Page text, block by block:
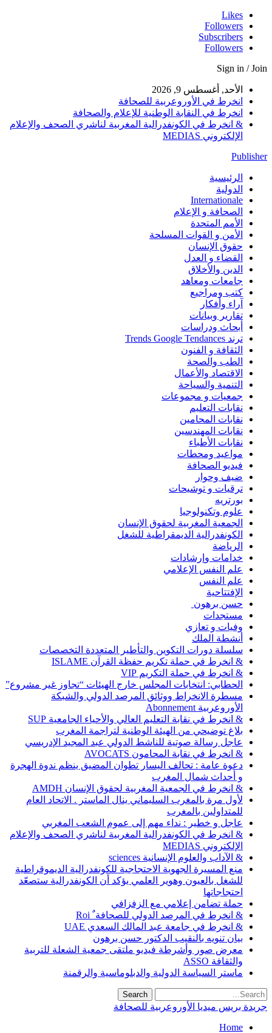
Likes
Followers
Subscribers
Followers
Sign in / Join
الأحد, أغسطس 9, 2026
انخرط في الأوروعربية للصحافة
انخرط في النقابة الوطنية للإعلام والصحافة
& انخرط في الكونفدرالية المغربية لناشري الصحف والإعلام
الإلكتروني MEDIAS
Publisher
الرئيسية
الدولية
Internationale
الصحافة و الإعلام
الأمم المتحدة
الأمن و القوات المسلحة
حقوق الإنسان
القضاء و العدل
الدين والأخلاق
جامعات ومعاهد
كتب ومراجيع
آراء وأفكار
تقارير وبيانات
أبحاث ودراسات
ترند Trends Google Tendances
الثقافة و الفنون
الطب والصحة
الاقتصاد والأعمال
التنمية والسياحة
جمعيات و مجموعات
نقابات التعليم
نقابات المحامين
نقابات المهندسين
نقابات الأطباء
مواعيد ومحطات
فيديو الصحافة
ضيف وحوار
ترقيات و توشيحات
بورتريه
علوم وتكنولوجيا
الجمعية المغربية لحقوق الإنسان
الكونفدرالية الديمقراطية للشغل
الرياضة
خدامات وإرشادات
علم النفس الإعلامي
علم النفس
الإفتتاحية
حسن برهون
مستجدات
وفيات و تعازي
أنشطة الملك
سلسلة دورات التكوين والتأطير المتعددة التخصصات
& انخرط في حملة تكريم حفظة القرآن ISLAME
& انخرط في حملة التكريم VIP
الحطابي: انتخابات المجلس خارج الهيئات “تجاوز غير مشروع”
مسطرة الانخراط ووثائق المرصد الدولي والشبكة
الأوروعربية Abonnement
& انخرط في نقابة التعليم العالي والأحياء الجامعية SUP
بلاغ توضيحي من الهيئة الوطنية لتراجمة المغرب
عاجل رسالة صوتية للناشط الدولي عبد المجيد الإدريسي
& انخرط في نقابة المحامون AVOCATS
دعوة عامة : تحالف اليسار تطوان المضيق ينظم ندوة الهجرة
و أحداث شمال المغرب
& انخرط في الجمعية المغربية لحقوق الإنسان AMDH
لأول مرة بالمغرب السليماني ينال الماستر . الاتحاد العام
للمتداولين بالمغرب
عاجل و خطير : نداء مهم إلى عموم الشعب المغربي
& انخرط في الكونفدرالية المغربية لناشري الصحف والإعلام
الإلكتروني MEDIAS
& الآداب والعلوم الإنسانية sciences
منع المسيرة الجهوية الاحتجاجية للكونفدرالية الديموقراطية
للشغل بالعيون وهوير العلمي يؤكد أن الكونفدرالية ستصعّد
احتجاجاتها
حملة تضامن إعلامي مع الزفزافي
& انخرط في المرصد الدولي للصحافة ٌ Roi
& انخرط في جامعة عبد المالك السعدي UAE
بيان تنويه بالنقيب الدكتور حسن برهون
معرض صور وأشرطة فيديو ملتقى جمعية الشعلة للتربية
والثقافة ASSO
ماستر السياسة الدولية والدبلوماسية والرقمنة
جريدة بريس ميديا الأوروعربية للصحافة
Home